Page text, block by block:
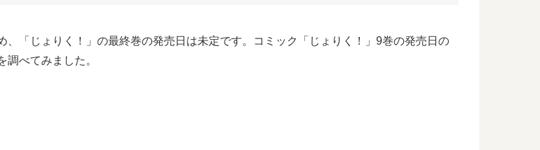
「じょりく！」の最終巻の発売日は未定です。コミック「じょりく！」9巻の発売日の
べてみました。